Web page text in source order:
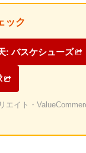
ック
: バスケシューズ
エイト・